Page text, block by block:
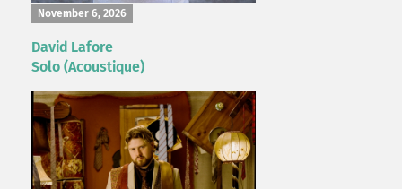
November 6, 2026
David Lafore
Solo (Acoustique)